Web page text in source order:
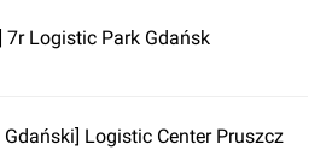
7r Logistic Park Gdańsk
Gdański] Logistic Center Pruszcz